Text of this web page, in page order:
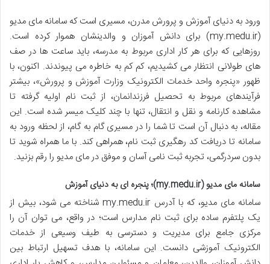
ورود به دنیای آموزش و پرورش مدرن، مسیری است که سامانه مای مدیو
(my.medu.ir) برای دانش آموزان و والدینشان هموار کرده است.
روزهایی که برای هر کار اداری مربوط به مدرسه، باید ساعت ها در صف
های طولانی انتظار می کشیدیم، کم کم به خاطره می پیوندند. اکنون، با
ظهور «پنجره واحد خدمات الکترونیک وزارت آموزش و پرورش»، بیشتر
فرآیندهای مربوط به تحصیل فرزندانمان، از ثبت نام اولیه گرفته تا
مشاهده کارنامه و نقل و انتقال، تنها با چند کلیک میسر شده است. این
مقاله، به دنبال آن است تا شما را در مسیری گام به گام، از لحظه ورود به
سامانه تا دریافت کد رهگیری ثبت نام، همراهی کند. با ما همراه شوید تا
بدون سردرگمی، تجربه ثبت نامی آسان و موفق در مای مدیو را رقم بزنید.
سامانه مای مدیو (my.medu.ir)؛ پنجره ای به دنیای آموزش
سامانه مای مدیو، که با آدرس my.medu.ir شناخته می شود، بیش از
یک پلتفرم ساده برای ثبت نام مدارس است؛ در واقع، می توان آن را
مرکزی جامع برای مدیریت و دسترسی به طیف وسیعی از خدمات
الکترونیک آموزشی دانست. این سامانه، با هدف تسهیل ارتباط بین